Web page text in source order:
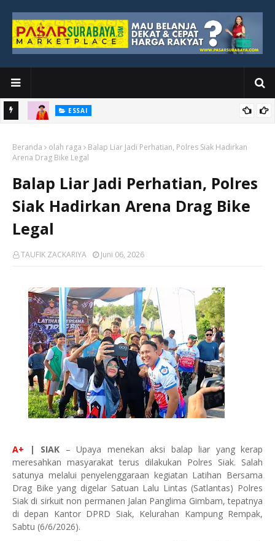
ESSAI
Tidak Berhenti di Panggung Wisuda
Beranda olah raga
Balap Liar Jadi Perhatian, Polres Siak Hadirkan
Arena Drag Bike Legal
Balap Liar Jadi Perhatian, Polres
Siak Hadirkan Arena Drag Bike
Legal
TAUFIK ZACKARIYA Juni 06, 2026
A+ | SIAK – Upaya menekan aksi balap liar yang kerap
meresahkan masyarakat terus dilakukan Polres Siak. Salah
satunya melalui penyelenggaraan kegiatan Latihan Bersama
Drag Bike yang digelar Satuan Lalu Lintas (Satlantas) Polres
Siak di sirkuit non permanen Jalan Panglima Gimbam, tepatnya
di depan Kantor DPRD Siak, Kelurahan Kampung Rempak,
Sabtu (6/6/2026).